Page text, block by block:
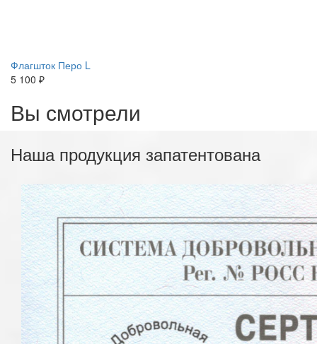
Флагшток Перо L
5 100 ₽
Вы смотрели
Наша продукция запатентована